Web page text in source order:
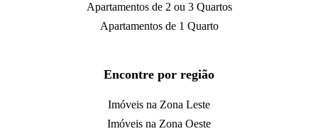
Apartamentos de 2 ou 3 Quartos
Apartamentos de 1 Quarto
Encontre por região
Imóveis na Zona Leste
Imóveis na Zona Oeste